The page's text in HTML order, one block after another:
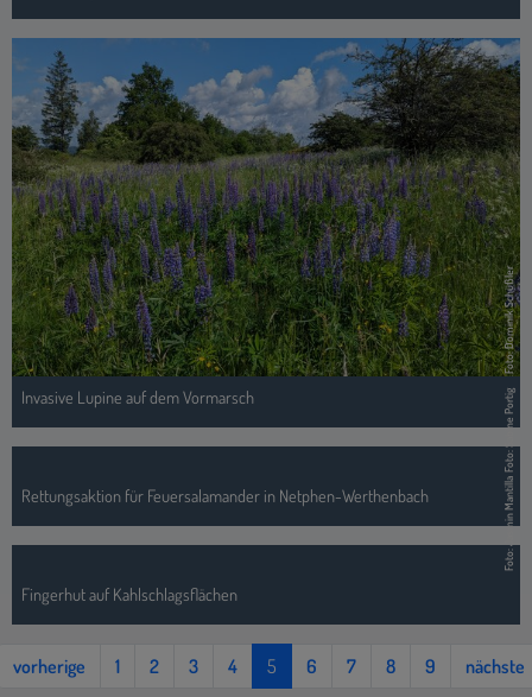
Foto: Dominik Schüßler
Invasive Lupine auf dem Vormarsch Foto: Sabine Portig
Rettungsaktion für Feuersalamander in Netphen-Werthenbach Foto: Jasmin Mantilla
Fingerhut auf Kahlschlagsflächen
vorherige 1 2 3 4 5 6 7 8 9 nächste